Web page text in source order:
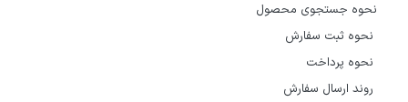
نحوه جستجوی محصول
نحوه ثبت سفارش
نحوه پرداخت
روند ارسال سفارش